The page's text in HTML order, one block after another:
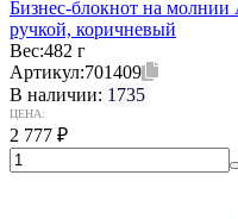
Бизнес-блокнот на
ручкой, коричневый
Вес:482 г
Артикул:701409
В наличии: 1735
ЦЕНА:
2 777 ₽